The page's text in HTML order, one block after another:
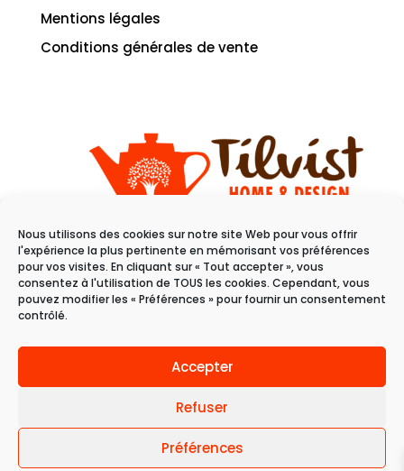
Nous utilisons des cookies sur notre site Web pour vous offrir
l'expérience la plus pertinente en mémorisant vos préférences
pour vos visites. En cliquant sur « Tout accepter », vous
consentez à l'utilisation de TOUS les cookies. Cependant, vous
pouvez modifier les « Préférences » pour fournir un consentement
contrôlé.
Accepter
Refuser
Préférences
Mentions légales
Conditions générales de vente
11 rue du raisin
68100 Mulhouse
Du mardi au samedi